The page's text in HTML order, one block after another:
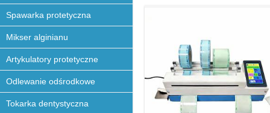
Spawarka protetyczna
Mikser alginianu
Artykulatory protetyczne
Odlewanie odśrodkowe
Tokarka dentystyczna